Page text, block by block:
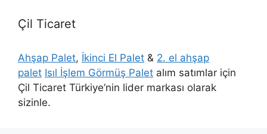
Çil Ticaret
Ahşap Palet, İkinci El Palet & 2. el ahşap
palet Isıl İşlem Görmüş Palet alım satımlar için
Çil Ticaret Türkiye’nin lider markası olarak
sizinle.